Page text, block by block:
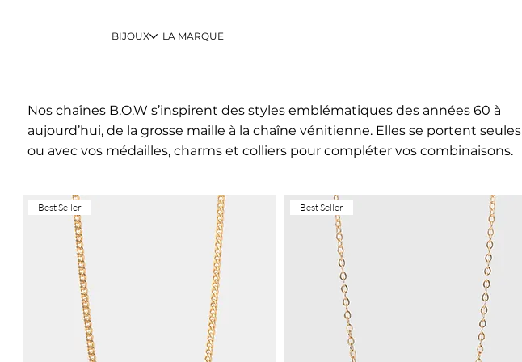
BIJOUX LA MARQUE
Nos chaînes B.O.W s’inspirent des styles emblématiques des années 60 à
aujourd’hui, de la grosse maille à la chaîne vénitienne. Elles se portent seules
ou avec vos médailles, charms et colliers pour compléter vos combinaisons.
Best Seller Best Seller